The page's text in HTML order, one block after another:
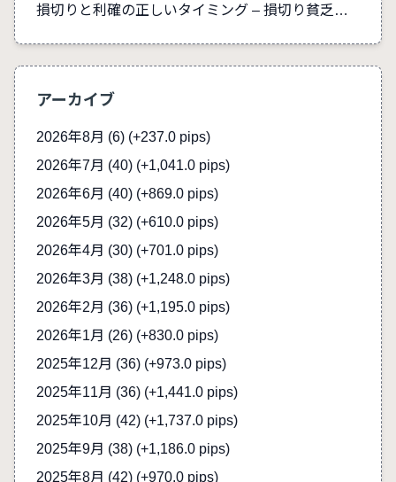
損切りと利確の正しいタイミング – 損切り貧乏を防ぐ
アーカイブ
2026年8月 (6) (+237.0 pips)
2026年7月 (40) (+1,041.0 pips)
2026年6月 (40) (+869.0 pips)
2026年5月 (32) (+610.0 pips)
2026年4月 (30) (+701.0 pips)
2026年3月 (38) (+1,248.0 pips)
2026年2月 (36) (+1,195.0 pips)
2026年1月 (26) (+830.0 pips)
2025年12月 (36) (+973.0 pips)
2025年11月 (36) (+1,441.0 pips)
2025年10月 (42) (+1,737.0 pips)
2025年9月 (38) (+1,186.0 pips)
2025年8月 (42) (+970.0 pips)